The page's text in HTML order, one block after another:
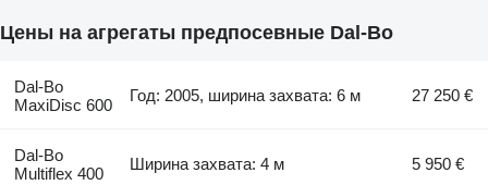
Цены на агрегаты предпосевные Dal-Bo
Dal-Bo
MaxiDisc 600
Год: 2005, ширина захвата: 6 м 27 250 €
Dal-Bo
Multiflex 400
Ширина захвата: 4 м 5 950 €